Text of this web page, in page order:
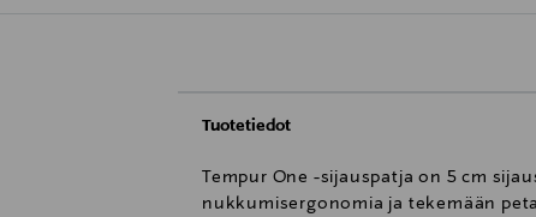
Tuotetiedot
Tempur One -sijauspatja on 5 cm
nukkumisergonomia ja tekemään